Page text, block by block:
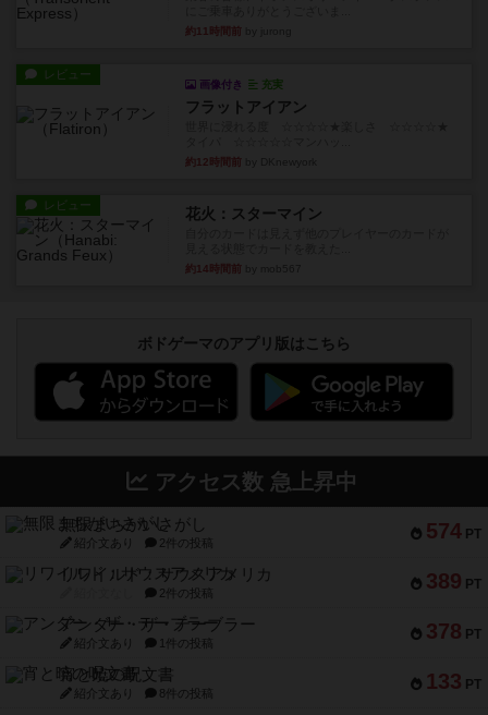
約11時間前
レビュー
画像付き 充実
フラットアイアン
約12時間前
レビュー 花火：スターマイン
約14時間前
ボドゲーマのアプリ版はこちら
アクセス数 急上昇中
574 PT
無限まちがいさがし
紹介文あり 2件の投稿
389 PT
リワイルド：サウスアメリカ
2件の投稿
378 PT
アンダー・ザ・テーブラー
紹介文あり 1件の投稿
133 PT
宵と暁の呪文書
紹介文あり 8件の投稿